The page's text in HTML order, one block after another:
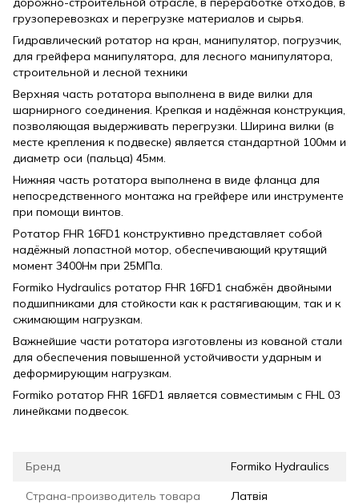
грузоперевозках и перегрузке материалов и сырья.
Гидравлический ротатор на кран, манипулятор, погрузчик,
для грейфера манипулятора, для лесного манипулятора,
строительной и лесной техники
Верхняя часть ротатора выполнена в виде вилки для
шарнирного соединения. Крепкая и надёжная конструкция,
позволяющая выдерживать перегрузки. Ширина вилки (в
месте крепления к подвеске) является стандартной 100мм и
диаметр оси (пальца) 45мм.
Нижняя часть ротатора выполнена в виде фланца для
непосредственного монтажа на грейфере или инструменте
при помощи винтов.
Ротатор FHR 16FD1 конструктивно представляет собой
надёжный лопастной мотор, обеспечивающий крутящий
момент 3400Нм при 25МПа.
Formiko Hydraulics ротатор FHR 16FD1 снабжён двойными
подшипниками для стойкости как к растягивающим, так и к
сжимающим нагрузкам.
Важнейшие части ротатора изготовлены из кованой стали
для обеспечения повышенной устойчивости ударным и
деформирующим нагрузкам.
Formiko ротатор FHR 16FD1 является совместимым с FHL 03
линейками подвесок.
Бренд Formiko Hydraulics
Страна-производитель товара Латвія